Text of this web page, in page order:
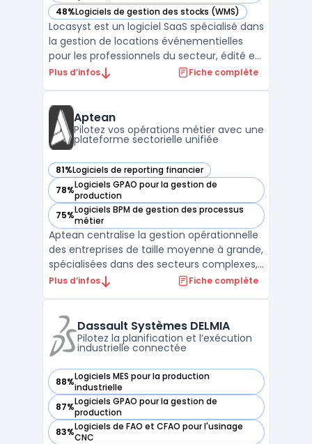
48%Logiciels de gestion des stocks (WMS)
— voir Locasyst dans cette catégorie
Locasyst est un logiciel SaaS spécialisé dans
la gestion de locations événementielles
pour les professionnels du secteur, édité en
France et conçu pour les PME disposant de
question de la centralisation du suivi des
stocks évé ...
Plus d’infos Fiche complète
Aptean
Pilotez vos opérations métier avec une
plateforme sectorielle unifiée
81%Logiciels de reporting financier
— voir Aptean dans cette catégorie
78%Logiciels GPAO pour la gestion de
production
— voir Aptean dans cette catégorie
75%Logiciels BPM de gestion des processus
métier
— voir Aptean dans cette catégorie
Aptean centralise la gestion opérationnelle
des entreprises de taille moyenne à grande,
spécialisées dans des secteurs complexes,
en connectant la plateforme logicielle
organisations confrontées à la
multiplication d ...
Plus d’infos Fiche complète
Dassault Systèmes DELMIA
Pilotez la planification et l’exécution
industrielle connectée
88%Logiciels MES pour la production
industrielle
— voir Dassault Systèmes DELMIA dans cette catégorie
87%Logiciels GPAO pour la gestion de
production
— voir Dassault Systèmes DELMIA dans cette catégorie
83%Logiciels de FAO et CFAO pour l'usinage
CNC
— voir Dassault Systèmes DELMIA dans cette catégorie